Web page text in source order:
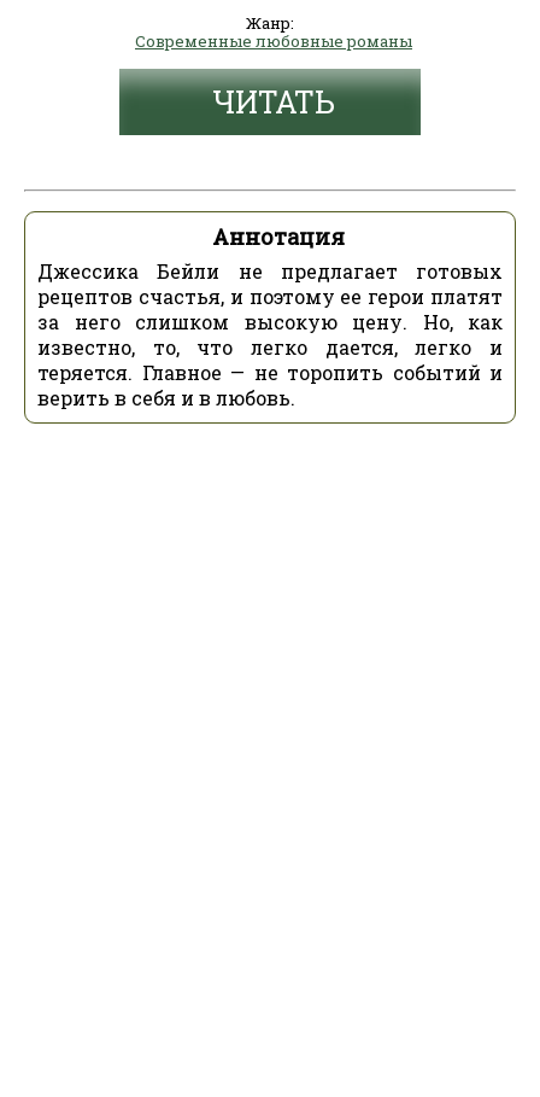
Жанр:
Современные любовные романы
ЧИТАТЬ
Аннотация
Джессика Бейли не предлагает готовых
рецептов счастья, и поэтому ее герои платят
за него слишком высокую цену. Но, как
известно, то, что легко дается, легко и
теряется. Главное — не торопить событий и
верить в себя и в любовь.